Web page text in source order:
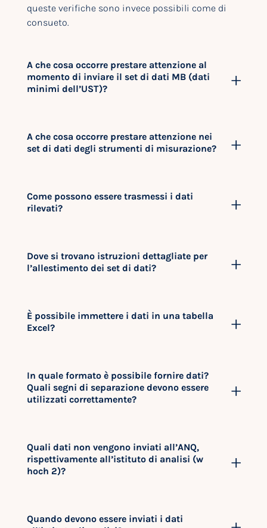
queste verifiche sono invece possibili come di
consueto.
A che cosa occorre prestare attenzione al
momento di inviare il set di dati MB (dati
minimi dell’UST)?
A che cosa occorre prestare attenzione nei
set di dati degli strumenti di misurazione?
Come possono essere trasmessi i dati
rilevati?
Dove si trovano istruzioni dettagliate per
l’allestimento dei set di dati?
È possibile immettere i dati in una tabella
Excel?
In quale formato è possibile fornire dati?
Quali segni di separazione devono essere
utilizzati correttamente?
Quali dati non vengono inviati all’ANQ,
rispettivamente all’istituto di analisi (w
hoch 2)?
Quando devono essere inviati i dati